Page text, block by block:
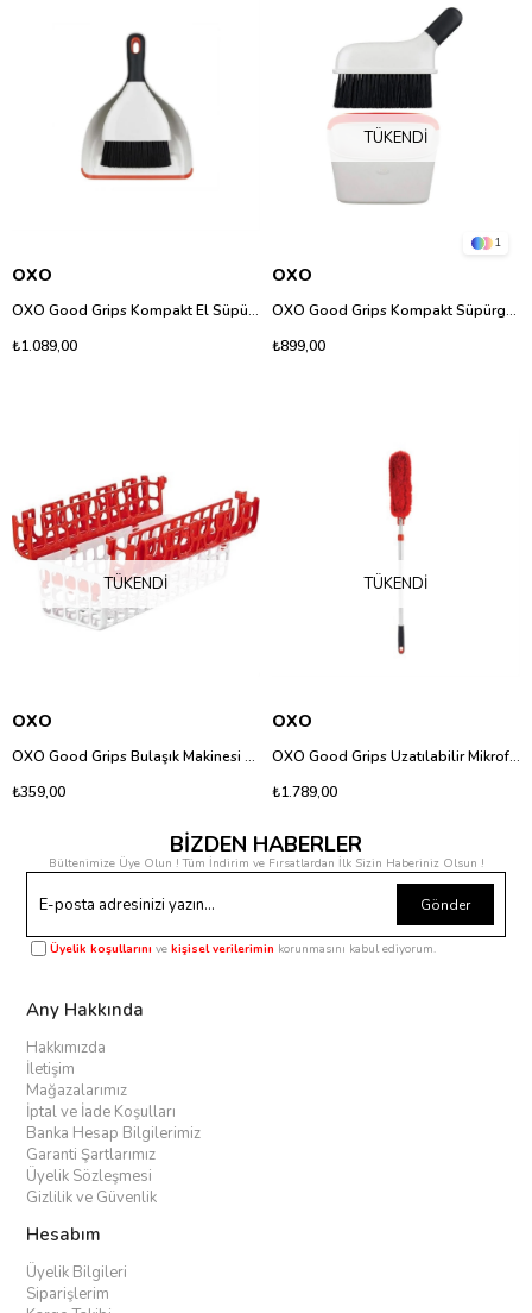
OXO
OXO Good Grips Kompakt El Süpürgesi ve Faraş Seti
₺1.089,00
TÜKENDI
1
OXO
OXO Good Grips Kompakt Süpürge Seti Pratik Temizlik
₺899,00
TÜKENDI
OXO
OXO Good Grips Bulaşık Makinesi Küçük Parça Yıkama Sepeti
₺359,00
TÜKENDI
OXO
OXO Good Grips Uzatılabilir Mikrofiber Toz Alma Aparatı - Teleskopik Saplı
₺1.789,00
BİZDEN HABERLER
Bültenimize Üye Olun ! Tüm İndirim ve Fırsatlardan İlk Sizin Haberiniz Olsun !
Gönder
Üyelik koşullarını vekişisel verilerimin korunmasını kabul ediyorum.
Any Hakkında
Hakkımızda
İletişim
Mağazalarımız
İptal ve İade Koşulları
Banka Hesap Bilgilerimiz
Garanti Şartlarımız
Üyelik Sözleşmesi
Gizlilik ve Güvenlik
Hesabım
Üyelik Bilgileri
Siparişlerim